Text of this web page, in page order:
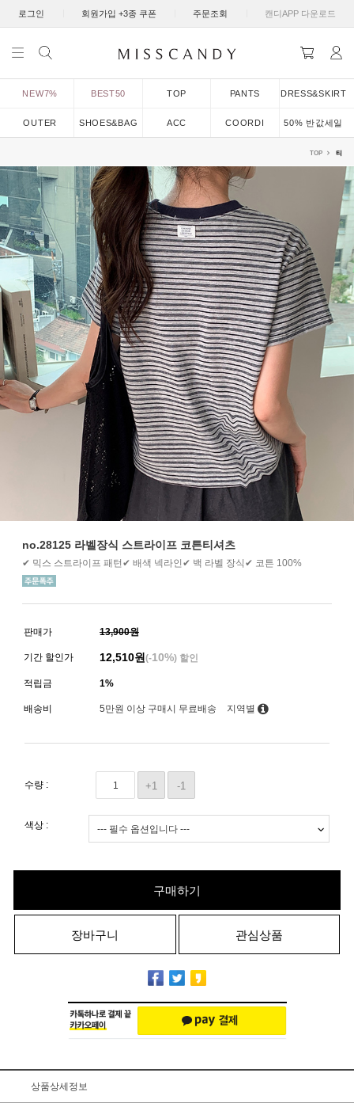
로그인 회원가입 +3종 쿠폰 주문조회 캔디APP 다운로드
NEW7% BEST50 TOP PANTS DRESS&SKIRT
OUTER SHOES&BAG ACC COORDI 50% 반값세일
TOP 티
no.28125 라벨장식 스트라이프 코튼티셔츠
✔ 믹스 스트라이프 패턴✔ 배색 넥라인✔ 백 라벨 장식✔ 코튼 100%
판매가 13,900원
기간 할인가 12,510원 (-10%) 할인
적립금 1%
배송비 5만원 이상 구매시 무료배송 지역별
수량 : +1 -1
색상 :
구매하기
장바구니 관심상품
상품상세정보